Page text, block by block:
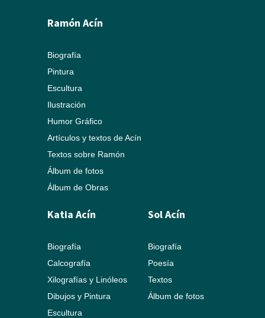
Ramón Acín
Biografía
Pintura
Escultura
Ilustración
Humor Gráfico
Artículos y textos de Acín
Textos sobre Ramón
Álbum de fotos
Álbum de Obras
Katia Acín
Biografía
Calcografía
Xilografías y Linóleos
Dibujos y Pintura
Escultura
Sol Acín
Biografía
Poesía
Textos
Álbum de fotos